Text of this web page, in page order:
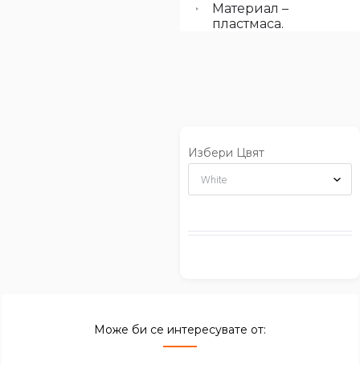
Материал –
пластмаса.
Избери Цвят
Може би се интересувате от: